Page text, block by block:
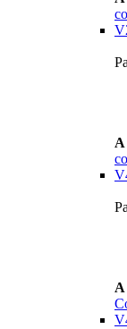
A
A